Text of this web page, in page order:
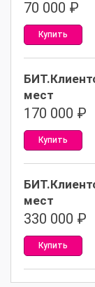
70 000 ₽
Купить
мест
170 000 ₽
Купить
мест
330 000 ₽
Купить